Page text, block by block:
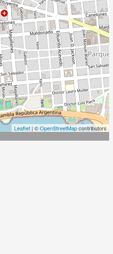
Leaflet | ©OpenStreetMapcontributors